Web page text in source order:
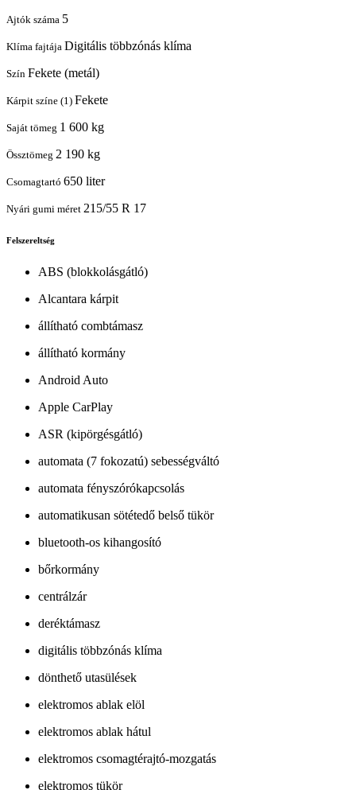
Ajtók száma 5
Klíma fajtája Digitális többzónás klíma
Szín Fekete (metál)
Kárpit színe (1) Fekete
Saját tömeg 1 600 kg
Össztömeg 2 190 kg
Csomagtartó 650 liter
Nyári gumi méret 215/55 R 17
Felszereltség
ABS (blokkolásgátló)
Alcantara kárpit
állítható combtámasz
állítható kormány
Android Auto
Apple CarPlay
ASR (kipörgésgátló)
automata (7 fokozatú) sebességváltó
automata fényszórókapcsolás
automatikusan sötétedő belső tükör
bluetooth-os kihangosító
bőrkormány
centrálzár
deréktámasz
digitális többzónás klíma
dönthető utasülések
elektromos ablak elöl
elektromos ablak hátul
elektromos csomagtérajtó-mozgatás
elektromos tükör